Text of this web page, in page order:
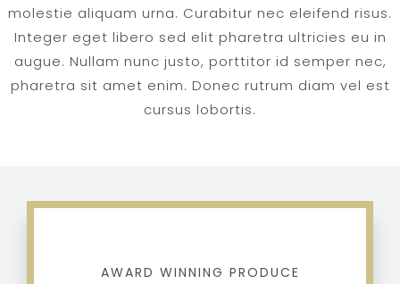
molestie aliquam urna. Curabitur nec eleifend risus.
Integer eget libero sed elit pharetra ultricies eu in
augue. Nullam nunc justo, porttitor id semper nec,
pharetra sit amet enim. Donec rutrum diam vel est
cursus lobortis.
AWARD WINNING PRODUCE